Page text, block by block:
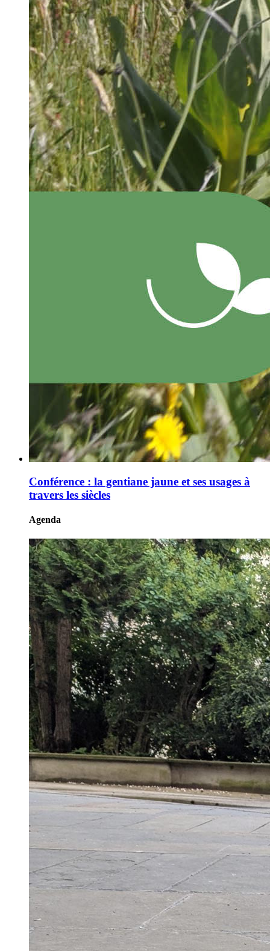
Conférence : la gentiane jaune et ses usages à
travers les siècles
Agenda